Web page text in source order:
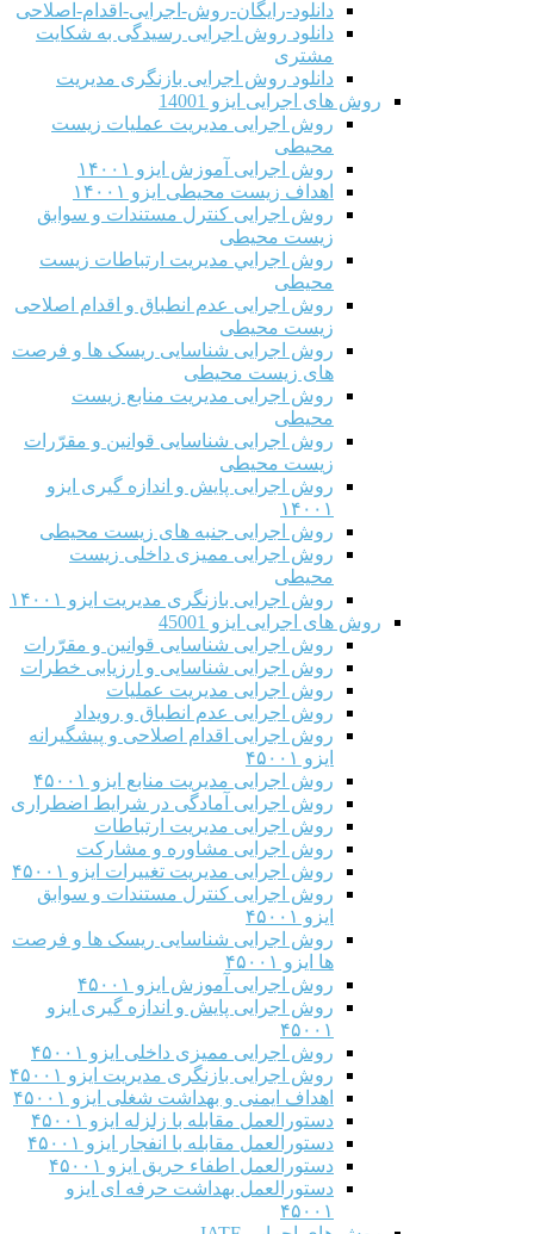
دانلود-رایگان-روش-اجرایی-اقدام-اصلاحی
دانلود روش اجرایی رسیدگی به شکایت
مشتری
دانلود روش اجرایی بازنگری مدیریت
روش های اجرایی ایزو 14001
روش اجرایی مدیریت عملیات زیست
محیطی
روش اجرایی آموزش ایزو ۱۴۰۰۱
اهداف زیست محیطی ایزو ۱۴۰۰۱
روش اجرایی کنترل مستندات و سوابق
زیست محیطی
روش اجرايي مدیریت ارتباطات زیست
محیطی
روش اجرایی عدم انطباق و اقدام اصلاحی
زیست محیطی
روش اجرایی شناسایی ریسک ها و فرصت
های زیست محیطی
روش اجرایی مدیریت منابع زیست
محیطی
روش اجرایی شناسایی قوانین و مقرّرات
زیست محیطی
روش اجرایی پایش و اندازه گیری ایزو
۱۴۰۰۱
روش اجرایی جنبه های زیست محیطی
روش اجرایی ممیزی داخلی زیست
محیطی
روش اجرایی بازنگری مدیریت ایزو ۱۴۰۰۱
روش های اجرایی ایزو 45001
روش اجرایی شناسایی قوانین و مقرّرات
روش اجرایی شناسایی و ارزیابی خطرات
روش اجرایی مدیریت عملیات
روش اجرایی عدم انطباق و رویداد
روش اجرایی اقدام اصلاحی و پیشگیرانه
ایزو ۴۵۰۰۱
روش اجرایی مدیریت منابع ایزو ۴۵۰۰۱
روش اجرایی آمادگی در شرایط اضطراری
روش اجرایی مدیریت ارتباطات
روش اجرایی مشاوره و مشارکت
روش اجرایی مدیریت تغییرات ایزو ۴۵۰۰۱
روش اجرایی کنترل مستندات و سوابق
ایزو ۴۵۰۰۱
روش اجرایی شناسایی ریسک ها و فرصت
ها ایزو ۴۵۰۰۱
روش اجرایی آموزش ایزو ۴۵۰۰۱
روش اجرایی پایش و اندازه گیری ایزو
۴۵۰۰۱
روش اجرایی ممیزی داخلی ایزو ۴۵۰۰۱
روش اجرایی بازنگری مدیریت ایزو ۴۵۰۰۱
اهداف ایمنی و بهداشت شغلی ایزو ۴۵۰۰۱
دستورالعمل مقابله با زلزله ایزو ۴۵۰۰۱
دستورالعمل مقابله با انفجار ایزو ۴۵۰۰۱
دستورالعمل اطفاء حریق ایزو ۴۵۰۰۱
دستورالعمل بهداشت حرفه ای ایزو
۴۵۰۰۱